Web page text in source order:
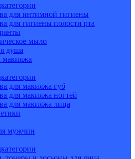
для интимной гигиены
для гигиены полости рта
мыло
душа
макияжа
для макияжа губ
для макияжа ногтей
для макияжа лица
мужчин